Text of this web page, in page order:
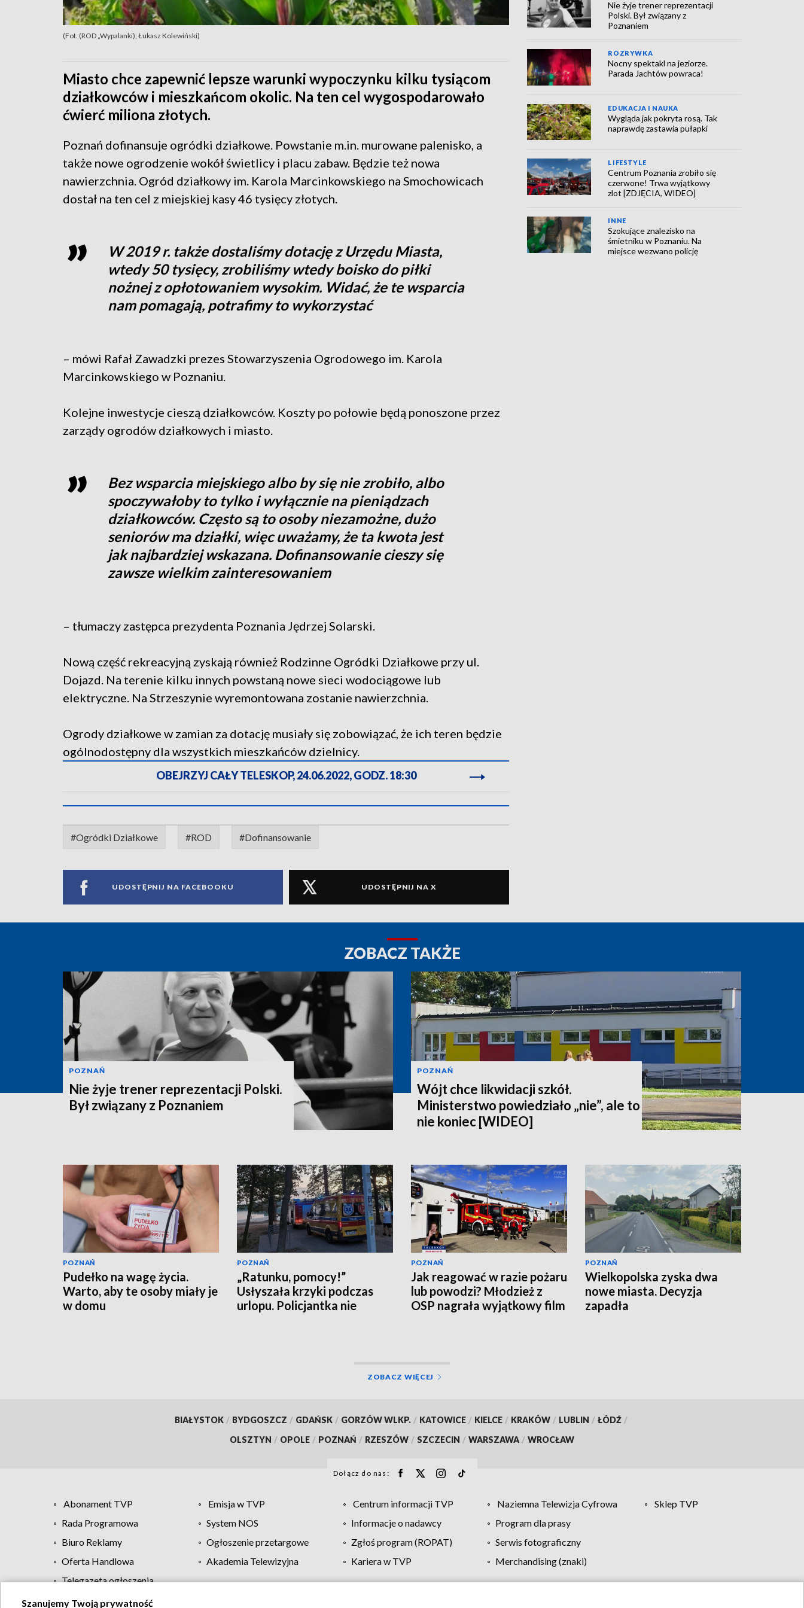
(Fot. (ROD „Wypalanki); Łukasz Kolewiński)
Miasto chce zapewnić lepsze warunki wypoczynku kilku tysiącom
działkowców i mieszkańcom okolic. Na ten cel wygospodarowało
ćwierć miliona złotych.
Poznań dofinansuje ogródki działkowe. Powstanie m.in. murowane palenisko, a
także nowe ogrodzenie wokół świetlicy i placu zabaw. Będzie też nowa
nawierzchnia. Ogród działkowy im. Karola Marcinkowskiego na Smochowicach
dostał na ten cel z miejskiej kasy 46 tysięcy złotych.
W 2019 r. także dostaliśmy dotację z Urzędu Miasta,
wtedy 50 tysięcy, zrobiliśmy wtedy boisko do piłki
nożnej z opłotowaniem wysokim. Widać, że te wsparcia
nam pomagają, potrafimy to wykorzystać
– mówi Rafał Zawadzki prezes Stowarzyszenia Ogrodowego im. Karola
Marcinkowskiego w Poznaniu.
Kolejne inwestycje cieszą działkowców. Koszty po połowie będą ponoszone przez
zarządy ogrodów działkowych i miasto.
Bez wsparcia miejskiego albo by się nie zrobiło, albo
spoczywałoby to tylko i wyłącznie na pieniądzach
działkowców. Często są to osoby niezamożne, dużo
seniorów ma działki, więc uważamy, że ta kwota jest
jak najbardziej wskazana. Dofinansowanie cieszy się
zawsze wielkim zainteresowaniem
– tłumaczy zastępca prezydenta Poznania Jędrzej Solarski.
Nową część rekreacyjną zyskają również Rodzinne Ogródki Działkowe przy ul.
Dojazd. Na terenie kilku innych powstaną nowe sieci wodociągowe lub
elektryczne. Na Strzeszynie wyremontowana zostanie nawierzchnia.
Ogrody działkowe w zamian za dotację musiały się zobowiązać, że ich teren będzie
ogólnodostępny dla wszystkich mieszkańców dzielnicy.
OBEJRZYJ CAŁY TELESKOP, 24.06.2022, GODZ. 18:30
#Ogródki Działkowe #ROD #Dofinansowanie
UDOSTĘPNIJ NA FACEBOOKU UDOSTĘPNIJ NA X
Nie żyje trener reprezentacji
Polski. Był związany z
Poznaniem
ROZRYWKA
Nocny spektakl na jeziorze.
Parada Jachtów powraca!
EDUKACJA I NAUKA
Wygląda jak pokryta rosą. Tak
naprawdę zastawia pułapki
LIFESTYLE
Centrum Poznania zrobiło się
czerwone! Trwa wyjątkowy
zlot [ZDJĘCIA, WIDEO]
INNE
Szokujące znalezisko na
śmietniku w Poznaniu. Na
miejsce wezwano policję
ZOBACZ TAKŻE
POZNAŃ
Nie żyje trener reprezentacji Polski.
Był związany z Poznaniem
POZNAŃ
Wójt chce likwidacji szkół.
Ministerstwo powiedziało „nie”, ale to
nie koniec [WIDEO]
POZNAŃ
Pudełko na wagę życia.
Warto, aby te osoby miały je
w domu
POZNAŃ
„Ratunku, pomocy!”
Usłyszała krzyki podczas
urlopu. Policjantka nie
POZNAŃ
Jak reagować w razie pożaru
lub powodzi? Młodzież z
OSP nagrała wyjątkowy film
POZNAŃ
Wielkopolska zyska dwa
nowe miasta. Decyzja
zapadła
ZOBACZ WIĘCEJ
BIAŁYSTOK / BYDGOSZCZ / GDAŃSK / GORZÓW WLKP. / KATOWICE / KIELCE / KRAKÓW / LUBLIN / ŁÓDŹ /
OLSZTYN / OPOLE / POZNAŃ / RZESZÓW / SZCZECIN / WARSZAWA / WROCŁAW
Dołącz do nas:
Abonament TVP Emisja w TVP Centrum informacji TVP Naziemna Telewizja Cyfrowa
Sklep TVP
Rada Programowa
System NOS Informacje o nadawcy
Program dla prasy
Biuro Reklamy
Ogłoszenie przetargowe Zgłoś program (ROPAT)
Serwis fotograficzny
Oferta Handlowa
Akademia Telewizyjna Kariera w TVP
Merchandising (znaki)
Telegazeta ogłoszenia
Szanujemy Twoją prywatność